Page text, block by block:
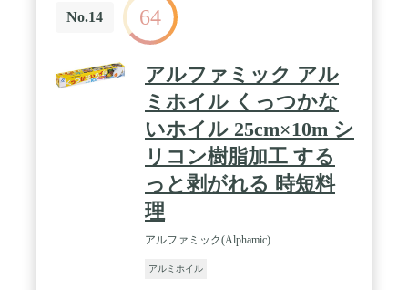
No.14 64
アルファミック アル
ミホイル くっつかな
いホイル 25cm×10m シ
リコン樹脂加工 する
っと剥がれる 時短料
理
アルファミック(Alphamic)
アルミホイル